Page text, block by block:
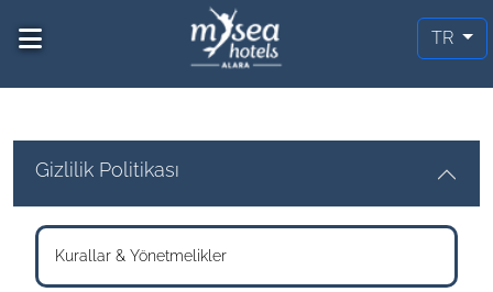
TR
Gizlilik Politikası
Kurallar & Yönetmelikler